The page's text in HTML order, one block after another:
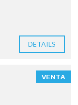
DETAILS
VENTA